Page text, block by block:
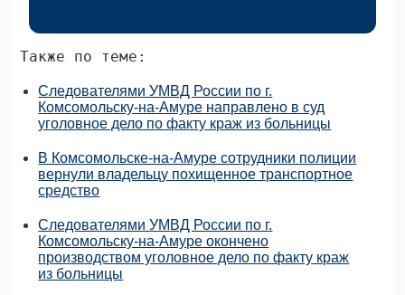
Также по теме:
Следователями УМВД России по г.
Комсомольску-на-Амуре направлено в суд
уголовное дело по факту краж из больницы
В Комсомольске-на-Амуре сотрудники полиции
вернули владельцу похищенное транспортное
средство
Следователями УМВД России по г.
Комсомольску-на-Амуре окончено
производством уголовное дело по факту краж
из больницы